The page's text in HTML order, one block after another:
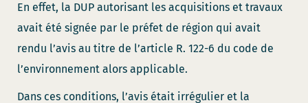
En effet, la DUP autorisant les acquisitions et travaux
avait été signée par le préfet de région qui avait
rendu l’avis au titre de l’article R. 122-6 du code de
l’environnement alors applicable.
Dans ces conditions, l’avis était irrégulier et la